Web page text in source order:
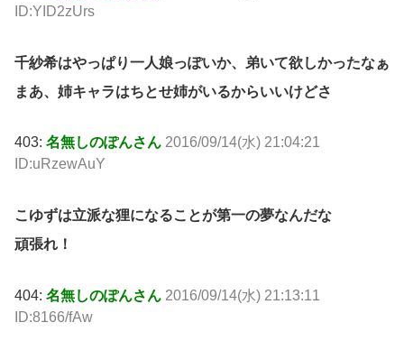
ID:YID2zUrs
千紗希はやっぱり一人娘っぽいか、弟いて欲しかったなぁ
まあ、姉キャラはちとせ姉がいるからいいけどさ
403: 名無しのぽんさん 2016/09/14(水) 21:04:21
ID:uRzewAuY
こゆずは立派な狸になることが第一の夢なんだな
頑張れ！
404: 名無しのぽんさん 2016/09/14(水) 21:13:11
ID:8166/fAw